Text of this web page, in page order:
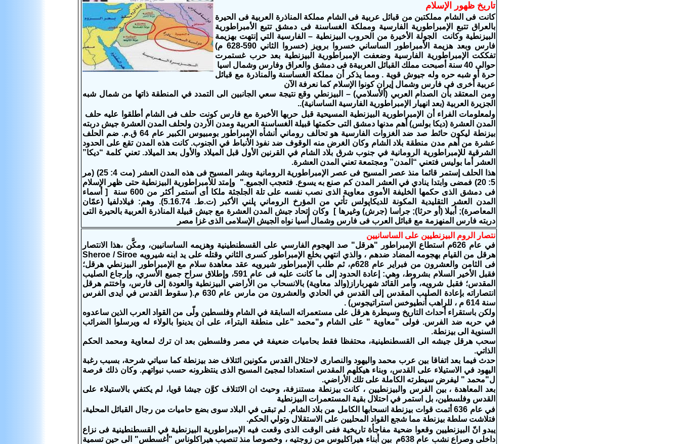
تاريخ ظهور الإسلام
كانت فى الشام مملكتبن من قبائل عربية فى الشام مملكة المناذرة العربية فى الحيرة
بالعراق تتبع الإمبراطورية الفارسية ومملكة الغساسنة فى دمشق تتبع الأمبراطورية
البيزنطية وكانت الجولة الأخيرة من الحروب البيزنطية – الفارسية التي إنتهت بهزيمة
فارس وبعد هزيمة الأمبراطور الساساني خسروا برويز (خسروا الثاني 590-628 م)
تفككت الإمبراطورية الفارسية وضعفت الإمبراطورية البيزنطية بعد حرب غستمرت
حوالى 40 سنة أصبحت مملك القبائل العربيةة فى دمشق والعراق وفارس وشمال اسيا
حرة أو شبه حره وله جيوش قوية . ومما يذكر أن مملكة الغساسنة والمناذرة مع قبائل
عربية أخرى فى فارس وشمال إيران كونوا الإسلام كما نعرفة الآن
ومن المعتقد بأن الصدام العربي (ألأسلامي) – البيزنطي وقع نتيجة سعي الجانبين الى التمدد في المنطقة ذاتها من شمال شبه
الجزيرة العربية (بعد انهيار الإمبراطورية الفارسية الساسانية)..
ولمعلومات الفراء أن الإمبراطورية البيزنطية المسيحية قبل حربها الأخيرة مع فارس كونت حلف فى الشام أطلقوا عليه حلف
المدن العشرة (ديكا بولس) أهم مدنها دمشق التى حكمتها قبيلة الغساسنة العربية ومدن الأردن ولحلف المدن العشرة جيش دربته
بيزنطة ليكون حائط صد ضد الغزوات الفارسية هو تحالف روماني أنشأه الإمبراطور بومبيوس الكبير عام 64 ق.م. ضم الحلف
عشرة من أهم مدن منطقة بلاد الشام وكان الغرض منه الوقوف ضد نفوذ الأنباط في الجنوب. كانت هذه المدن تقع على الحدود
الشرقية للإمبراطورية الرومانية في جنوب شرق بلاد الشام في القرنين الأول قبل الميلاد والأول بعد الميلاد. تعني كلمة “ديكا”
العشر أما بوليس فتعني “المدن” ومجتمعة تعني المدن العشرة.
هذا الحلف إستمر قائما منذ عصر المسيح فى عصر الإمبراطورية الرومانية وبشر المسيح فى هذه المدن العشر (مت 4: 25) (مر
5: 20) فمضى وابتدا ينادي في العشر المدن كم صنع به يسوع. فتعجب الجميع." وإمتد للأمبراطورية البيزنطية حتى ظهر الإسلام
فى دمشق الذى حكمها الخليفة الأموى معاوية الذى نصب نفسه على تلة الجلجثة ملكا أى أستمر أكثر من 600 سنة [ أسماء
المدن العشر التقليدية المكونة للديكاپولس تأتي من المؤرخ الروماني پلني الأكبر (ت.ط. 5.16.74). وهم: فيلادلفيا (عمّان
المعاصرة); أبيلا (أو حرثا); جراسا (جرش) وغيرها ] وكان إتحاد جيش المدن العشرة مع جيش قبيلة المناذرة العربية بالحيرة التى
دربته فارس المنهزمة مع قبائل العرب فى فارس وشمال أسيا نواه الجيش الإسلامى الذى غزا مصر
نتصار الروم البيزنطيين على الساسانيين
في عام 626م استطاع الإمبراطور "هرقل" صد الهجوم الفارسي على القسطنطينية وهزيمه الساسانيين، ومكَّن ،هذا الانتصار
هرقل من القيام بهجومه المضاد ضدهم ، والذي انتهي بخلع الإمبراطور كسرى الثاني وقتله على يد ابنه شيرويه Sheroe / Siroe
فى الثامن والعشرون من فبراير عام 628م، ثم طلب الإمبراطور شيرويه عقد معاهدة سلام مع الإمبراطور البيزنطي هرقل؛
فقبل الأخير السلام بشروط، وهي: إعادة الحدود إلى ما كانت عليه فى عام 591، وإطلاق سراح جميع الأسري، وإرجاع الصليب
المقدس؛ فقبل شرويه، وأمر القائد شهرباراز(والد معاوية) بالانسحاب من الأراضي البيزنطية والعودة إلى فارس، واختتم هرقل
انتصاراته بإعادة الصليب المقدس إلى القدس في الحادي والعشرون من مارس عام 630 م.( سقوط القدس في ايدى الفرس
سنة 614 م ، للراهب أنطيوخس استراتيجوس) .
ولكن باستقراء أحداث التاريخ وسيطرة هرقل على مستعمراته السابقة في الشام وفلسطين ولّى من القواد العرب الذين ساعدوه
في حربه ضد الفرس. فولى "معاوية " على الشام و"محمد "على منطقة البتراء، على ان يدينوا بالولاء له ويرسلوا الضرائب
السنوية الى بيزنطة.
سحب هرقل جيشه الى القسطنطينية، محتفظا فقط بحاميات ضعيفة في مصر وفلسطين بعد ان ترك لمعاوية ومحمد الحكم
الذاتي.
حدث فيما بعد اتفاقا بين عرب محمد واليهود والنصارى لاحتلال القدس مكونين ائتلاف ضد بيزنطة كما سياتي شرحة، بسبب رغبة
اليهود في الاستيلاء على القدس، وبناء هيكلهم المقدس استعدادا لمجيئ المسيح الذى ينتظرونه حسب نبواتهم. وكان ذلك فرصة
ل"محمد " ليفرض سيطرته الكاملة على تلك الأراضي.
بعد المعاهدة ، بين الفرس والبيزنطيين ، كانت بيزنطة مستنزفة، وحيث ان الائتلاف كوَّن جيشا قويا، لم يكتفي بالاستيلاء على
القدس وفلسطين، بل استمر في احتلال بقية المستعمرات البيزنطية
في عام 636 أتمت قوات بيزنطة انسحابها الكامل من بلاد الشام. لم تبقى في البلاد سوى بضع حاميات من رجال القبائل المحلية،
فتلاشت سلطة بيزنطة مما شجع القواد المحليين على الاستقلال وتولي الحكم.
يبدو انّ البيزنطيين وقعوا ضحية مفاجأة تاريخية ففى الوقت الذى وقعت فيه الإمبراطورية البيزنطية في القسطنطينية فى نزاع
داخلى وصراع نشب عام 638م بين أبناء هيراكليوس من زوجتيه ، وخصوصا منذ تنصيب هيراكلوناس "أغسطس" الى حين تسمية